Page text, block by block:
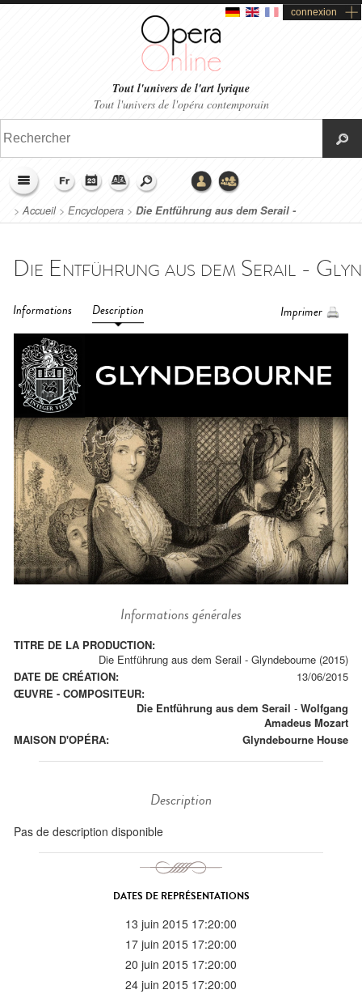
connexion
Tout l'univers de l'art lyrique
Tout l'univers de l'opéra contemporain
>Accueil> Encyclopera > Die Entführung aus dem Serail -
Glyndebourne (2015)
Informations Description Imprimer
Informations générales
TITRE DE LA PRODUCTION:
Die Entführung aus dem Serail - Glyndebourne (2015)
DATE DE CRÉATION:
13/06/2015
ŒUVRE - COMPOSITEUR:
Die Entführung aus dem Serail - Wolfgang
Amadeus Mozart
MAISON D'OPÉRA:
Glyndebourne House
Description
Pas de description disponible
DATES DE REPRÉSENTATIONS
13 juin 2015 17:20:00
17 juin 2015 17:20:00
20 juin 2015 17:20:00
24 juin 2015 17:20:00